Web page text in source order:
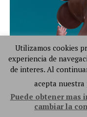
Utilizamos cookies
experiencia de
de interes. Al
acepta
Puede obtener mas
cambiar la